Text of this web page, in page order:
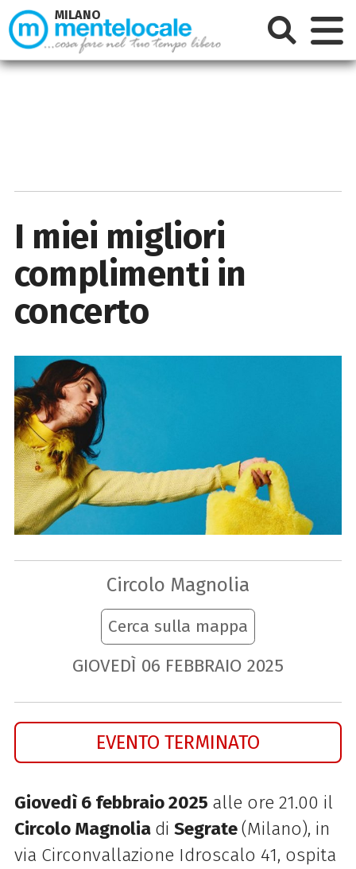
I miei migliori
complimenti in
concerto
Circolo Magnolia
Cerca sulla mappa
GIOVEDÌ 06 FEBBRAIO 2025
EVENTO TERMINATO
Giovedì 6 febbraio 2025 alle ore 21.00 il
Circolo Magnolia di Segrate(Milano), in
via Circonvallazione Idroscalo 41, ospita
MILANO